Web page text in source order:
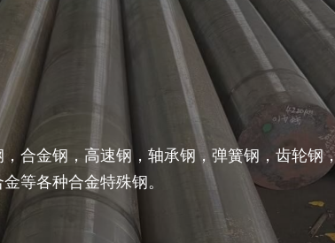
合金钢，高速钢，轴承钢，弹簧钢，齿轮钢
等各种合金特殊钢。